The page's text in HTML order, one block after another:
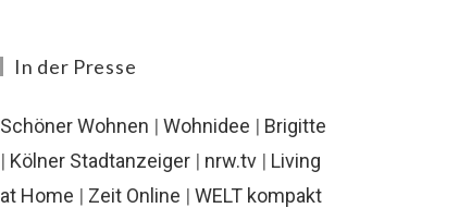
In der Presse
Schöner Wohnen | Wohnidee | Brigitte
| Kölner Stadtanzeiger | nrw.tv | Living
at Home | Zeit Online | WELT kompakt